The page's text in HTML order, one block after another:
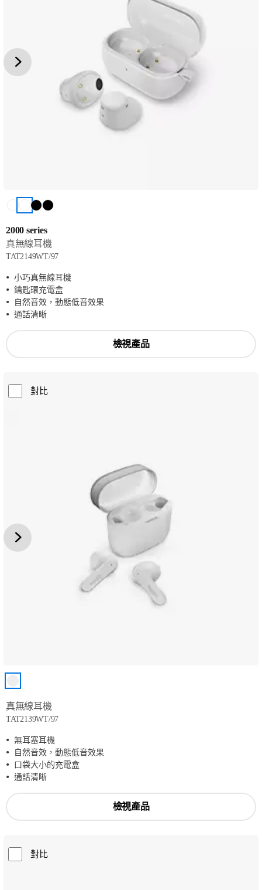
2000 series
真無線耳機
TAT2149WT/97
小巧真無線耳機
鑰匙環充電盒
自然音效，動態低音效果
通話清晰
檢視產品
對比
真無線耳機
TAT2139WT/97
無耳塞耳機
自然音效，動態低音效果
口袋大小的充電盒
通話清晰
檢視產品
對比